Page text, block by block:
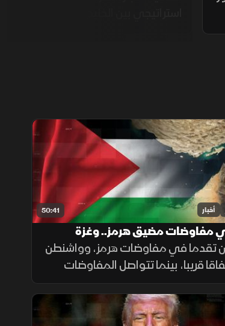
50:41 أخبار
مفاوضات مضيق هرمز.. وغزة
إطلاق النار
تقدما في مفاوضات هرمز، وواشنطن
قريبا، بينما تتواصل المفاوضات
الإسرائيلية في روما، وتدين الهند
سفينة مدنية قرب اليمن، مع تحذيرات
غزة.